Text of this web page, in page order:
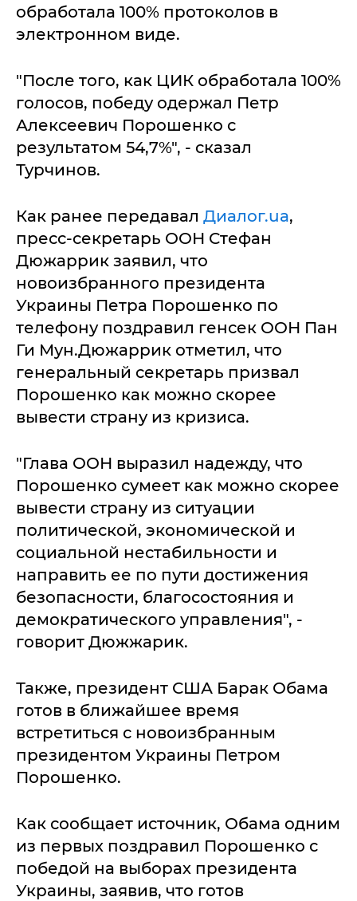
обработала 100% протоколов в
электронном виде.
"После того, как ЦИК обработала 100%
голосов, победу одержал Петр
Алексеевич Порошенко с
результатом 54,7%", - сказал
Турчинов.
Как ранее передавал Диалог.ua,
пресс-секретарь ООН Стефан
Дюжаррик заявил, что
новоизбранного президента
Украины Петра Порошенко по
телефону поздравил генсек ООН Пан
Ги Мун.Дюжаррик отметил, что
генеральный секретарь призвал
Порошенко как можно скорее
вывести страну из кризиса.
"Глава ООН выразил надежду, что
Порошенко сумеет как можно скорее
вывести страну из ситуации
политической, экономической и
социальной нестабильности и
направить ее по пути достижения
безопасности, благосостояния и
демократического управления", -
говорит Дюжжарик.
Также, президент США Барак Обама
готов в ближайшее время
встретиться с новоизбранным
президентом Украины Петром
Порошенко.
Как сообщает источник, Обама одним
из первых поздравил Порошенко с
победой на выборах президента
Украины, заявив, что готов